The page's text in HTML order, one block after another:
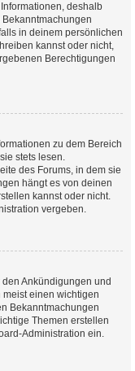
deshalb
in deinem persönlichen
kannst oder nicht,
Berechtigungen
zu dem Bereich
stets lesen.
des Forums, in dem sie
hängt es von deinen
kannst oder nicht.
vergeben.
Ankündigungen und
einen wichtigen
Bekanntmachungen
Themen erstellen
Administration ein.